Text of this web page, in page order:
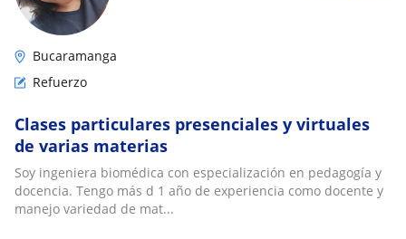
Bucaramanga
Refuerzo
Clases particulares presenciales y virtuales
de varias materias
Soy ingeniera biomédica con especialización en pedagogía y
docencia. Tengo más d 1 año de experiencia como docente y
manejo variedad de mat...